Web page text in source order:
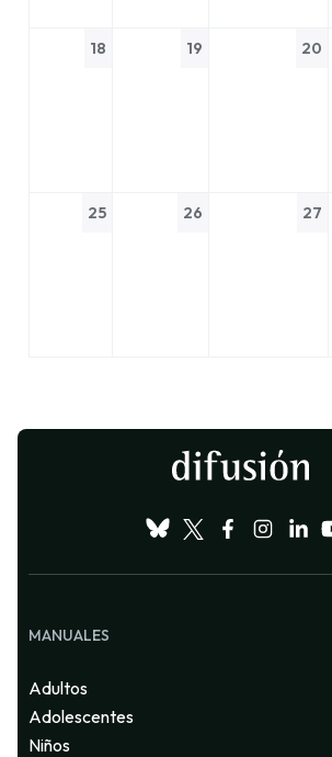
18 19 20
25 26 27
MANUALES
Adultos
Adolescentes
Niños